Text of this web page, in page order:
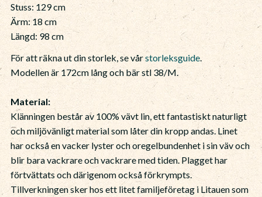
Stuss: 129 cm
Ärm: 18 cm
Längd: 98 cm
För att räkna ut din storlek, se vårstorleksguide.
Modellen är 172cm lång och bär stl 38/M.
Material:
Klänningen består av 100% vävt lin, ett fantastiskt naturligt
och miljövänligt material som låter din kropp andas. Linet
har också en vacker lyster och oregelbundenhet i sin väv och
blir bara vackrare och vackrare med tiden. Plagget har
förtvättats och därigenom också förkrympts.
Tillverkningen sker hos ett litet familjeföretag i Litauen som